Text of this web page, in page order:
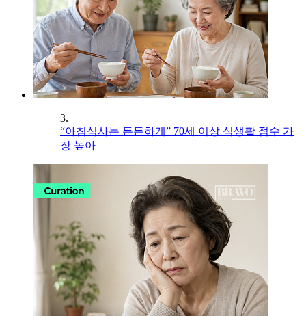
3.
“아침식사는 든든하게” 70세 이상 식생활 점수 가
장 높아